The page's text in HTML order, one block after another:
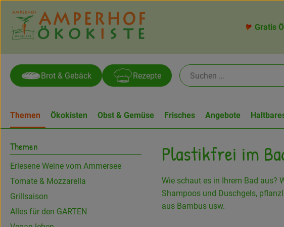
Gratis
Brot & Gebäck Rezepte
Themen Ökokisten Obst & Gemüse Frisches Angebote
Themen
Erlesene Weine vom Ammersee
Tomate & Mozzarella
Grillsaison
Alles für den GARTEN
Plastikfrei im
Wie schaut es in Ihrem Bad aus?
Shampoos und Duschgels,
aus Bambus usw.